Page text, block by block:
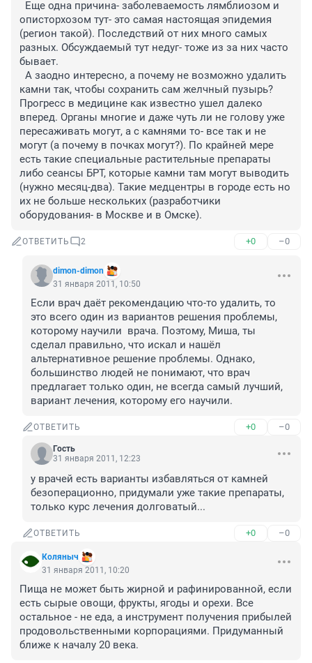
  Еще одна причина- заболеваемость лямблиозом и
описторхозом тут- это самая настоящая эпидемия
(регион такой). Последствий от них много самых
разных. Обсуждаемый тут недуг- тоже из за них часто
бывает.
  А заодно интересно, а почему не возможно удалить
камни так, чтобы сохранить сам желчный пузырь?
Прогресс в медицине как известно ушел далеко
вперед. Органы многие и даже чуть ли не голову уже
пересаживать могут, а с камнями то- все так и не
могут (а почему в почках могут?). По крайней мере
есть такие специальные растительные препараты
либо сеансы БРТ, которые камни там могут выводить
(нужно месяц-два). Такие медцентры в городе есть но
их не больше нескольких (разработчики
оборудования- в Москве и в Омске).
ОТВЕТИТЬ 2 +0 –0
dimon-dimon
31 января 2011, 10:50
Если врач даёт рекомендацию что-то удалить, то
это всего один из вариантов решения проблемы,
которому научили  врача. Поэтому, Миша, ты
сделал правильно, что искал и нашёл
альтернативное решение проблемы. Однако,
большинство людей не понимают, что врач
предлагает только один, не всегда самый лучший,
вариант лечения, которому его научили.
ОТВЕТИТЬ +0 –0
Гость
31 января 2011, 12:23
у врачей есть варианты избавляться от камней
безоперационно, придумали уже такие препараты,
только курс лечения долговатый...
ОТВЕТИТЬ +0 –0
Коляныч
31 января 2011, 10:20
Пища не может быть жирной и рафинированной, если
есть сырые овощи, фрукты, ягоды и орехи. Все
остальное - не еда, а инструмент получения прибылей
продовольственными корпорациями. Придуманный
ближе к началу 20 века.